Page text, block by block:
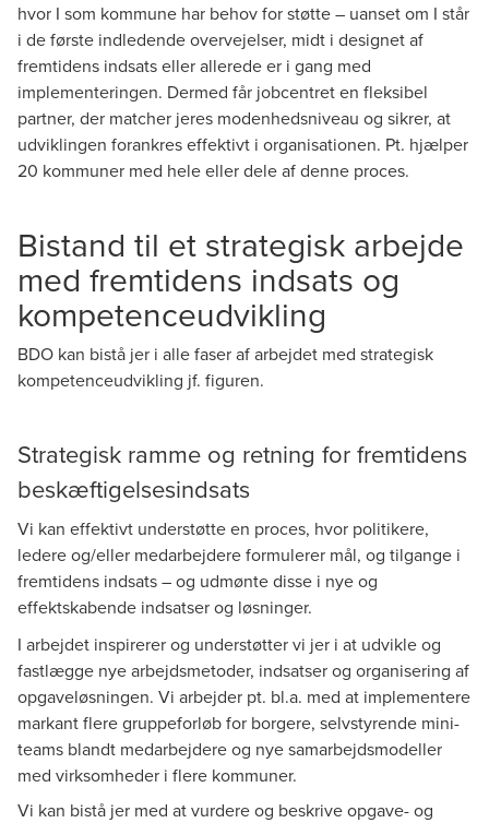
hvor I som kommune har behov for støtte – uanset om I står
i de første indledende overvejelser, midt i designet af
fremtidens indsats eller allerede er i gang med
implementeringen. Dermed får jobcentret en fleksibel
partner, der matcher jeres modenhedsniveau og sikrer, at
udviklingen forankres effektivt i organisationen. Pt. hjælper
20 kommuner med hele eller dele af denne proces.
Bistand til et strategisk arbejde
med fremtidens indsats og
kompetenceudvikling
BDO kan bistå jer i alle faser af arbejdet med strategisk
kompetenceudvikling jf. figuren.
Strategisk ramme og retning for fremtidens
beskæftigelsesindsats
Vi kan effektivt understøtte en proces, hvor politikere,
ledere og/eller medarbejdere formulerer mål, og tilgange i
fremtidens indsats – og udmønte disse i nye og
effektskabende indsatser og løsninger.
I arbejdet inspirerer og understøtter vi jer i at udvikle og
fastlægge nye arbejdsmetoder, indsatser og organisering af
opgaveløsningen. Vi arbejder pt. bl.a. med at implementere
markant flere gruppeforløb for borgere, selvstyrende mini-
teams blandt medarbejdere og nye samarbejdsmodeller
med virksomheder i flere kommuner.
Vi kan bistå jer med at vurdere og beskrive opgave- og